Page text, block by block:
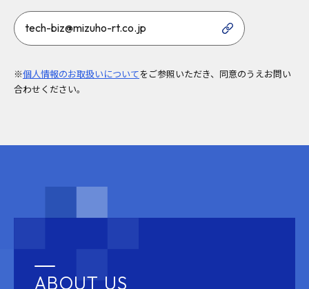
tech-biz@mizuho-rt.co.jp
※個人情報のお取扱いについてをご参照いただき、同意のうえお問い
合わせください。
ABOUT US